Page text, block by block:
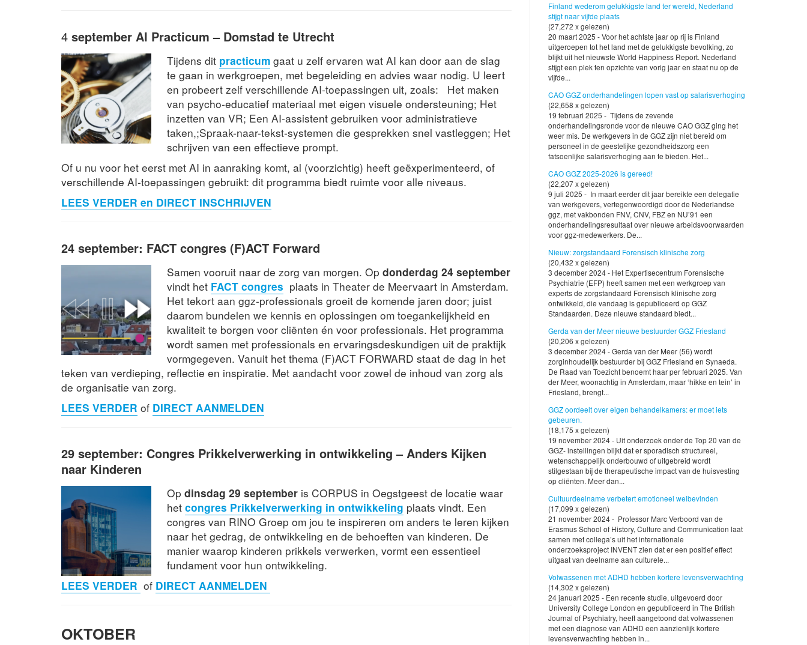
4 september AI Practicum – Domstad te Utrecht
Tijdens dit practicum gaat u zelf ervaren wat AI kan door aan de slag
te gaan in werkgroepen, met begeleiding en advies waar nodig. U leert
en probeert zelf verschillende AI-toepassingen uit, zoals: Het maken
van psycho-educatief materiaal met eigen visuele ondersteuning; Het
inzetten van VR; Een AI-assistent gebruiken voor administratieve
taken,;Spraak-naar-tekst-systemen die gesprekken snel vastleggen; Het
schrijven van een effectieve prompt.
Of u nu voor het eerst met AI in aanraking komt, al (voorzichtig) heeft geëxperimenteerd, of
verschillende AI-toepassingen gebruikt: dit programma biedt ruimte voor alle niveaus.
LEES VERDER en DIRECT INSCHRIJVEN
24 september: FACT congres (F)ACT Forward
Samen vooruit naar de zorg van morgen. Opdonderdag 24 september
vindt het FACT congres plaats in Theater de Meervaart in Amsterdam.
Het tekort aan ggz-professionals groeit de komende jaren door; juist
daarom bundelen we kennis en oplossingen om toegankelijkheid en
kwaliteit te borgen voor cliënten én voor professionals. Het programma
wordt samen met professionals en ervaringsdeskundigen uit de praktijk
vormgegeven. Vanuit het thema (F)ACT FORWARD staat de dag in het
teken van verdieping, reflectie en inspiratie. Met aandacht voor zowel de inhoud van zorg als
de organisatie van zorg.
LEES VERDER of DIRECT AANMELDEN
29 september: Congres Prikkelverwerking in ontwikkeling – Anders Kijken
naar Kinderen
Opdinsdag 29 september is CORPUS in Oegstgeest de locatie waar
hetcongres Prikkelverwerking in ontwikkeling plaats vindt. Een
congres van RINO Groep om jou te inspireren om anders te leren kijken
naar het gedrag, de ontwikkeling en de behoeften van kinderen. De
manier waarop kinderen prikkels verwerken, vormt een essentieel
fundament voor hun ontwikkeling.
LEES VERDER of DIRECT AANMELDEN
OKTOBER
Finland wederom gelukkigste land ter wereld, Nederland
stijgt naar vijfde plaats
(27,272 x gelezen)
20 maart 2025 - Voor het achtste jaar op rij is Finland
uitgeroepen tot het land met de gelukkigste bevolking, zo
blijkt uit het nieuwste World Happiness Report. Nederland
stijgt een plek ten opzichte van vorig jaar en staat nu op de
vijfde...
CAO GGZ onderhandelingen lopen vast op salarisverhoging
(22,658 x gelezen)
19 februari 2025 - Tijdens de zevende
onderhandelingsronde voor de nieuwe CAO GGZ ging het
weer mis. De werkgevers in de GGZ zijn niet bereid om
personeel in de geestelijke gezondheidszorg een
fatsoenlijke salarisverhoging aan te bieden. Het...
CAO GGZ 2025-2026 is gereed!
(22,207 x gelezen)
9 juli 2025 - In maart eerder dit jaar bereikte een delegatie
van werkgevers, vertegenwoordigd door de Nederlandse
ggz, met vakbonden FNV, CNV, FBZ en NU’91 een
onderhandelingsresultaat over nieuwe arbeidsvoorwaarden
voor ggz-medewerkers. De...
Nieuw: zorgstandaard Forensisch klinische zorg
(20,432 x gelezen)
3 december 2024 - Het Expertisecentrum Forensische
Psychiatrie (EFP) heeft samen met een werkgroep van
experts de zorgstandaard Forensisch klinische zorg
ontwikkeld, die vandaag is gepubliceerd op GGZ
Standaarden. Deze nieuwe standaard biedt...
Gerda van der Meer nieuwe bestuurder GGZ Friesland
(20,206 x gelezen)
3 december 2024 - Gerda van der Meer (56) wordt
zorginhoudelijk bestuurder bij GGZ Friesland en Synaeda.
De Raad van Toezicht benoemt haar per februari 2025. Van
der Meer, woonachtig in Amsterdam, maar ‘hikke en tein’ in
Friesland, brengt...
GGZ oordeelt over eigen behandelkamers: er moet iets
gebeuren.
(18,175 x gelezen)
19 november 2024 - Uit onderzoek onder de Top 20 van de
GGZ- instellingen blijkt dat er sporadisch structureel,
wetenschappelijk onderbouwd of uitgebreid wordt
stilgestaan bij de therapeutische impact van de huisvesting
op cliënten. Meer dan...
Cultuurdeelname verbetert emotioneel welbevinden
(17,099 x gelezen)
21 november 2024 - Professor Marc Verboord van de
Erasmus School of History, Culture and Communication laat
samen met collega’s uit het internationale
onderzoeksproject INVENT zien dat er een positief effect
uitgaat van deelname aan culturele...
Volwassenen met ADHD hebben kortere levensverwachting
(14,302 x gelezen)
24 januari 2025 - Een recente studie, uitgevoerd door
University College London en gepubliceerd in The British
Journal of Psychiatry, heeft aangetoond dat volwassenen
met een diagnose van ADHD een aanzienlijk kortere
levensverwachting hebben in...